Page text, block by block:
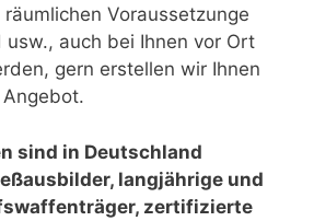
Voraussetzunge
auch bei Ihnen vor Ort
gern erstellen wir Ihnen
sind in Deutschland
langjährige und
zertifizierte